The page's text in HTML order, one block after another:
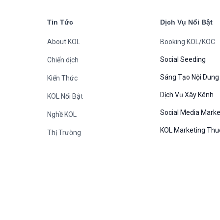
Tin Tức
About KOL
Chiến dịch
Kiến Thức
KOL Nổi Bật
Nghề KOL
Thị Trường
Dịch Vụ Nổi Bật
Booking KOL/KOC
Social Seeding
Sáng Tạo Nội Dung
Dịch Vụ Xây Kênh
Social Media
KOL Marketing